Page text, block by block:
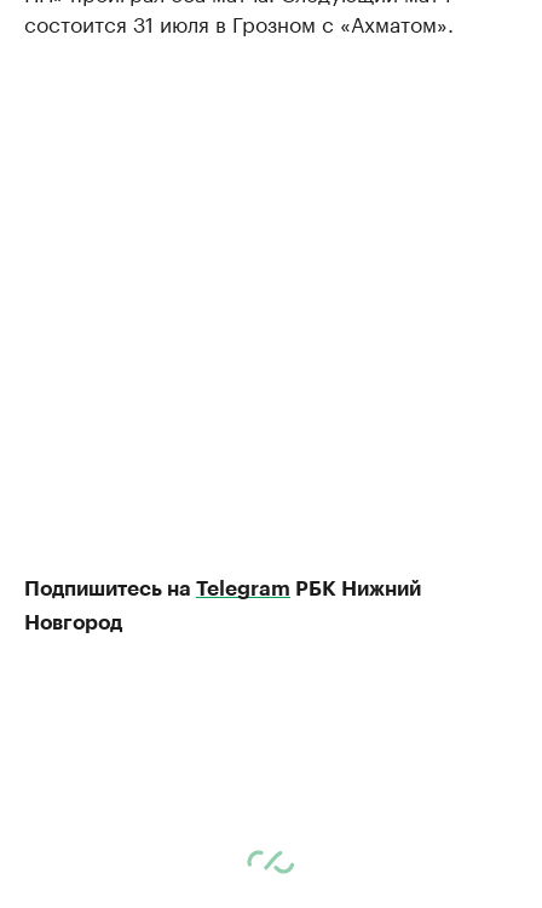
состоится 31 июля в Грозном с «Ахматом».
Подпишитесь на Telegram РБК Нижний
Новгород